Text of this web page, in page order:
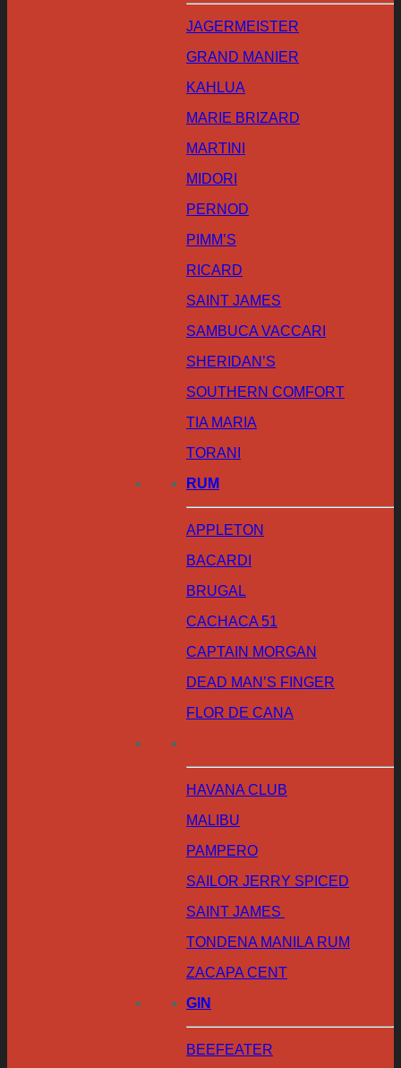
JAGERMEISTER
GRAND MANIER
KAHLUA
MARIE BRIZARD
MARTINI
MIDORI
PERNOD
PIMM’S
RICARD
SAINT JAMES
SAMBUCA VACCARI
SHERIDAN’S
SOUTHERN COMFORT
TIA MARIA
TORANI
RUM
APPLETON
BACARDI
BRUGAL
CACHACA 51
CAPTAIN MORGAN
DEAD MAN’S FINGER
FLOR DE CANA
HAVANA CLUB
MALIBU
PAMPERO
SAILOR JERRY SPICED
SAINT JAMES
TONDENA MANILA RUM
ZACAPA CENT
GIN
BEEFEATER